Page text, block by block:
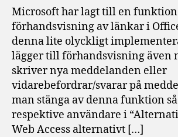
Microsoft har lagt till en
förhandsvisning av länkar i
denna lite olyckligt
lägger till förhandsvisning även
skriver nya meddelanden eller
vidarebefordrar/svarar på
man stänga av denna funktion
respektive användare i
Web Access alternativt […]